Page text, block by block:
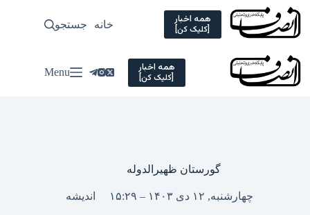
Skip
content
همه اخبار
[کلیک کن] خانه سیاسی
جستجو
همه اخبار
[کلیک کن] Menu
گورستان ظهیرالدوله
چهارشنبه, ۱۲ دی ۱۴۰۳ – ۱۵:۲۹ اندیشه